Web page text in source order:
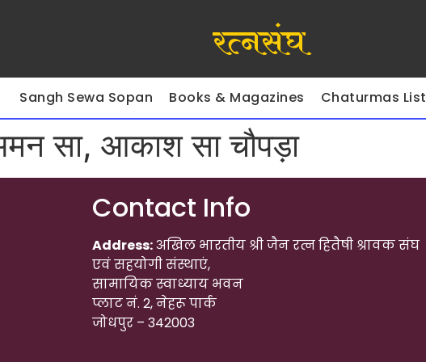
रत्नसंघ
Sangh Sewa Sopan Books & Magazines Chaturmas List
सा, आकाश सा चौपड़ा
Contact Info
Address:अखिल भारतीय श्री जैन रत्न हितैषी श्रावक संघ
एवं सहयोगी संस्थाएं,
सामायिक स्वाध्याय भवन
प्लाट नं. 2, नेहरू पार्क
जोधपुर – 342003